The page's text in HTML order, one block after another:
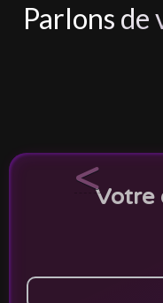
Parlons de
Votre
<